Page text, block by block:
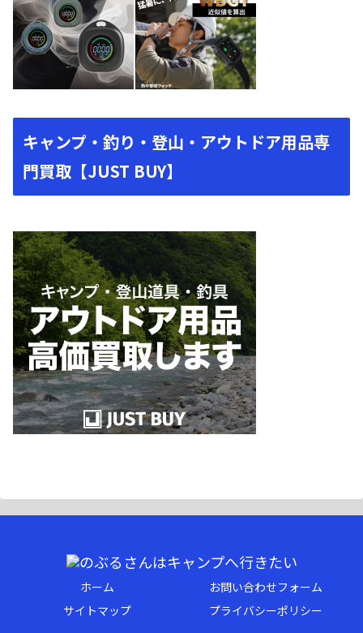
キャンプ・釣り・登山・アウトドア用品専
門買取【JUST BUY】
ホーム
お問い合わせフォーム
サイトマップ
プライバシーポリシー